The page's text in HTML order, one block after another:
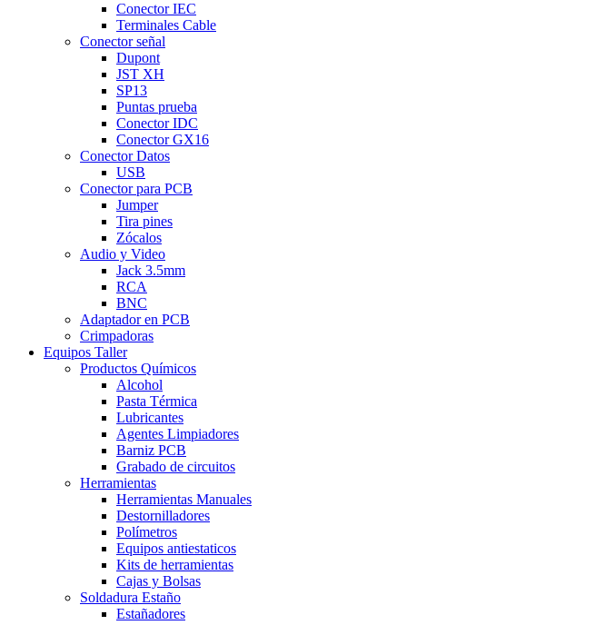
Conector IEC
Terminales Cable
Conector señal
Dupont
JST XH
SP13
Puntas prueba
Conector IDC
Conector GX16
Conector Datos
USB
Conector para PCB
Jumper
Tira pines
Zócalos
Audio y Video
Jack 3.5mm
RCA
BNC
Adaptador en PCB
Crimpadoras
Equipos Taller
Productos Químicos
Alcohol
Pasta Térmica
Lubricantes
Agentes Limpiadores
Barniz PCB
Grabado de circuitos
Herramientas
Herramientas Manuales
Destornilladores
Polímetros
Equipos antiestaticos
Kits de herramientas
Cajas y Bolsas
Soldadura Estaño
Estañadores